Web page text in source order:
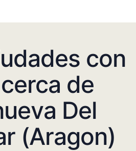
con
de
Del
(Aragon)